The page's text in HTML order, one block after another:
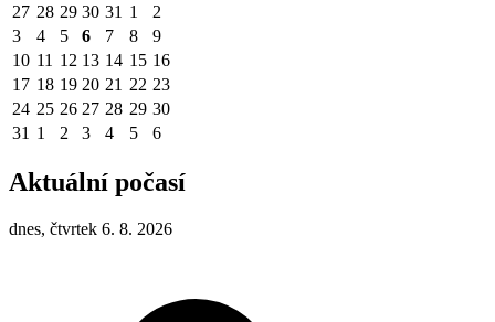
27 28 29 30 31 1
2
3
4 5 6 7 8
9
10 11 12 13 14 15 16
17 18 19 20 21 22 23
24 25 26 27 28 29 30
31 1 2 3 4 5 6
Aktuální počasí
dnes, čtvrtek 6. 8. 2026